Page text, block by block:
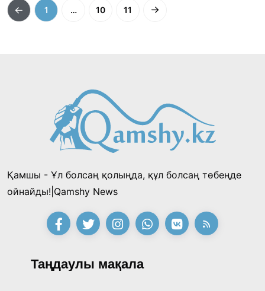
1 … 10 11
Қамшы - Ұл болсаң қолыңда, құл болсаң төбеңде
ойнайды!|Qamshy News
Таңдаулы мақала